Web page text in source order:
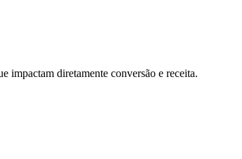
impactam diretamente conversão e receita.